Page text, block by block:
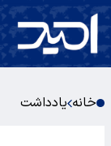
خانه یادداشت